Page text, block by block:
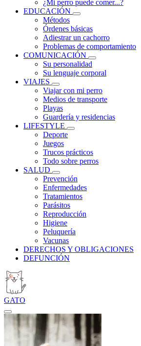
¿Mi perro puede comer...?
EDUCACIÓN
Métodos
Órdenes básicas
Adiestrar un cachorro
Problemas de comportamiento
COMUNICACIÓN
Su personalidad
Su lenguaje corporal
VIAJES
Viajar con mi perro
Medios de transporte
Playas
Guardería y residencias
LIFESTYLE
Deporte
Juegos
Trucos prácticos
Todo sobre perros
SALUD
Prevención
Enfermedades
Tratamientos
Parásitos
Reproducción
Higiene
Peluquería
Vacunas
DERECHOS Y OBLIGACIONES
DEFUNCIÓN
GATO